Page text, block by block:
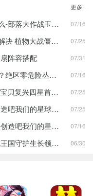
更多+
部落大作战玉火焰灵参战技能是什么-部落大作战玉火焰灵参战技能合集 07/16
植物大战僵尸杂交版贴图异常怎么解决 植物大战僵尸杂交版贴图异常教程 07/25
阵容搭配 07/31
绝区零危险丛生之地任务怎么完成？绝区零危险丛生之地任务完成攻略 07/16
魔力宝贝复兴四星首领怎么打 魔力宝贝复兴四星首领打法合集 07/25
创造吧我们的星球啾啾蛋怎么用-创造吧我们的星球啾啾蛋使用攻略 07/25
创造吧我们的星球开枪闪退怎么办-创造吧我们的星球开枪闪退合集 07/16
洛克王国守护生长领域怎么过-洛克王国守护生长领域通关攻略 06/30